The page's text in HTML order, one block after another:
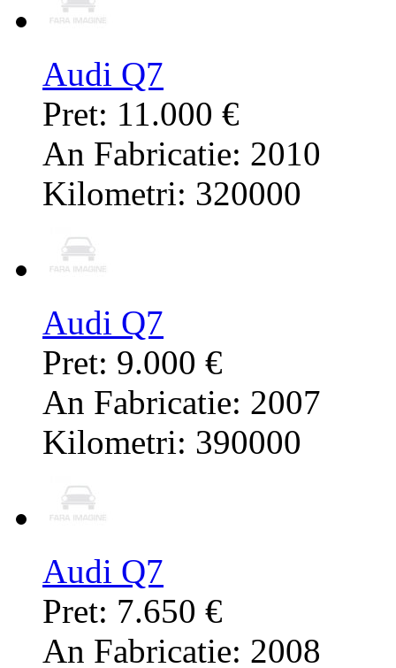
Audi Q7
Pret: 11.000 €
An Fabricatie: 2010
Kilometri: 320000
Audi Q7
Pret: 9.000 €
An Fabricatie: 2007
Kilometri: 390000
Audi Q7
Pret: 7.650 €
An Fabricatie: 2008